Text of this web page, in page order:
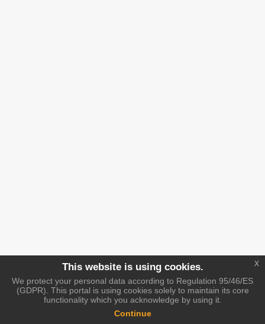
This website is using cookies.
We protect your personal data according to Regulation 95/46/ES
(GDPR). This portal is using cookies solely to maintain its core
functionality which you acknowledge by using it.
Continue
x